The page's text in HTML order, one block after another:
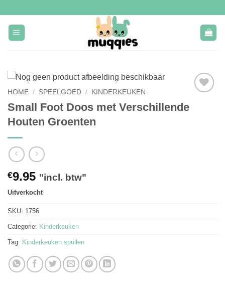
inhoud
Toevoegen
aan
HOME / SPEELGOED / KINDERKEUKEN
Small Foot Doos met Verschillende
Houten Groenten
€9.95 "incl. btw"
Uitverkocht
SKU: 1756
Categorie: Kinderkeuken
Tag: Kinderkeuken spullen